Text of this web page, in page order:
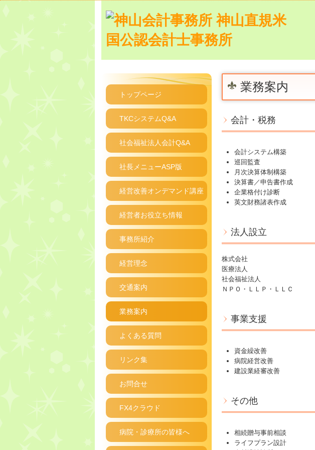
トップページ
TKCシステムQ&A
社会福祉法人会計Q&A
社長メニューASP版
経営改善オンデマンド講座
経営者お役立ち情報
事務所紹介
経営理念
交通案内
業務案内
よくある質問
リンク集
お問合せ
FX4クラウド
病院・診療所の皆様へ
業務案内
会計・税務
会計システム構築
巡回監査
月次決算体制構築
決算書／申告書作成
企業格付け診断
英文財務諸表作成
法人設立
株式会社
医療法人
社会福祉法人
ＮＰＯ・ＬＬＰ・ＬＬＣ
事業支援
資金繰改善
病院経営改善
建設業経審改善
その他
相続贈与事前相談
ライフプラン設計